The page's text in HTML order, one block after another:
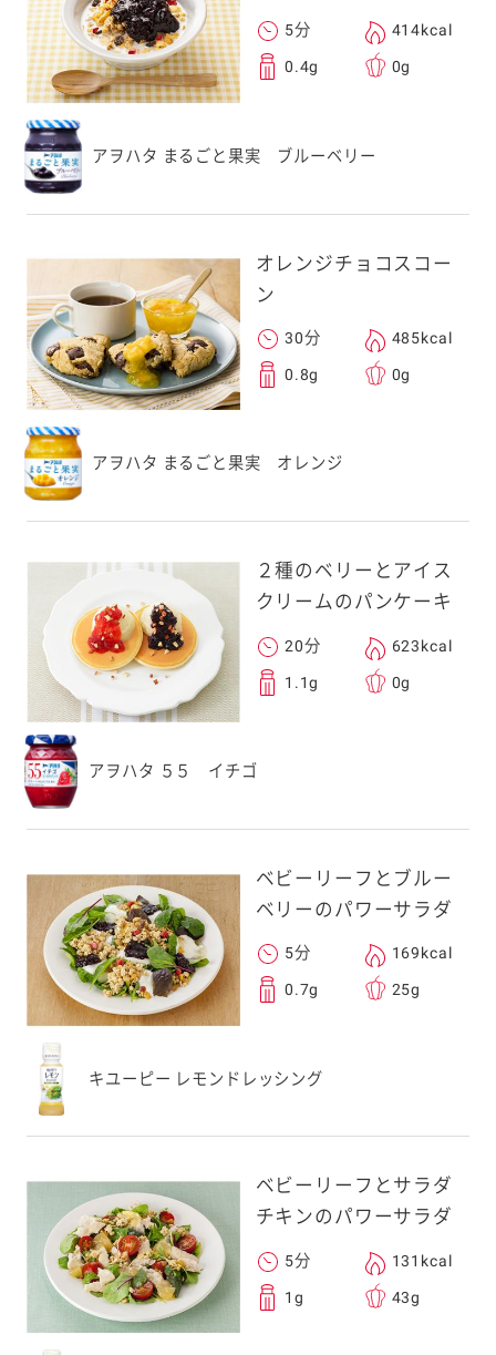
5分 414kcal
0.4g 0g
アヲハタ まるごと果実 ブルーベリー
オレンジチョコスコー
ン
30分 485kcal
0.8g 0g
アヲハタ まるごと果実 オレンジ
２種のベリーとアイス
クリームのパンケーキ
20分 623kcal
1.1g 0g
アヲハタ ５５ イチゴ
ベビーリーフとブルー
ベリーのパワーサラダ
5分 169kcal
0.7g 25g
キユーピー レモンドレッシング
ベビーリーフとサラダ
チキンのパワーサラダ
5分 131kcal
1g 43g